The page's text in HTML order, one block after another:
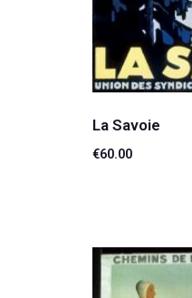
La Savoie
€60.00